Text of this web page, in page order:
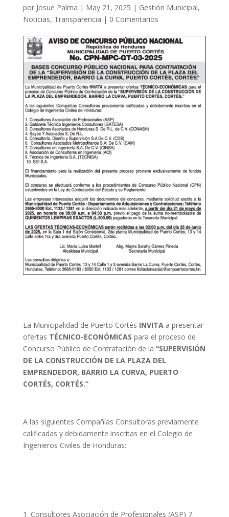
por Josue Palma | May 21, 2025 | Gestión Municipal,
Noticias, Transparencia | 0 Comentarios
La Municipalidad de Puerto Cortés INVITAa presentar
ofertas TÉCNICO-ECONÓMICAS para el proceso de
Concurso Público de Contratación de la “SUPERVISIÓN
DE LA CONSTRUCCIÓN DE LA PLAZA DEL
EMPRENDEDOR, BARRIO LA CURVA, PUERTO
CORTÉS, CORTÉS.”
A las siguientes Compañías Consultoras previamente
calificadas y debidamente inscritas en el Colegio de
Ingenieros Civiles de Honduras:
Consultores Asociación de Profesionales (ASP) 7.